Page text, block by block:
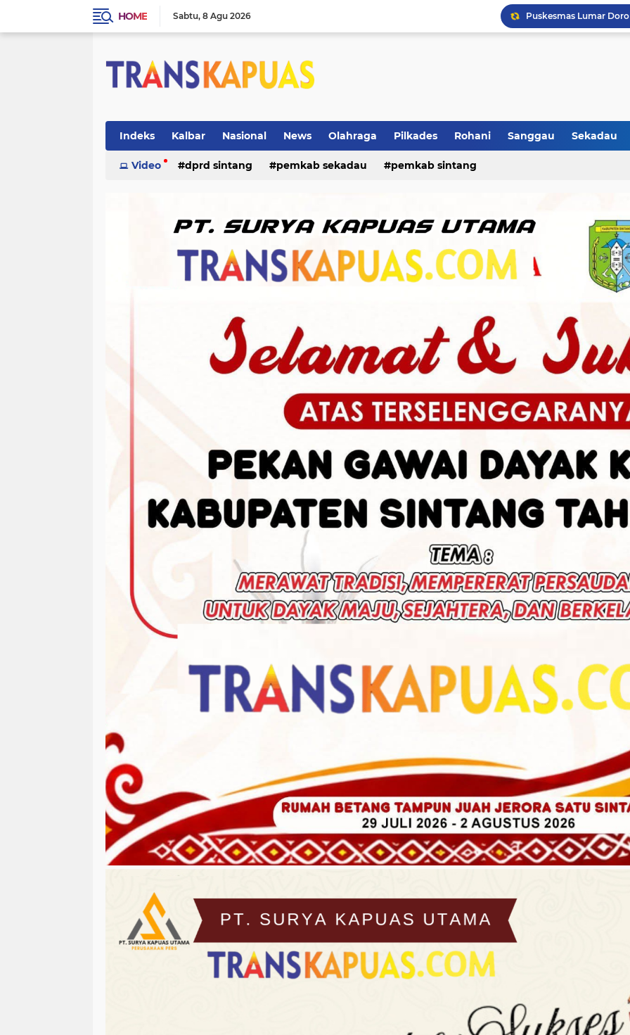
HOME Sabtu 8 Agu 2026
Indeks Kalbar Nasional News Olahraga Pilkades Rohani Sanggau Sekadau
ketapang kriminal
Video dprd sintang pemkab sekadau pemkab sintang